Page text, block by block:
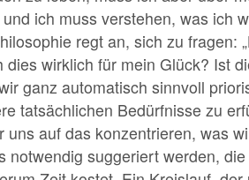
ich muss verstehen, was ich
regt an, sich zu fragen:
dies wirklich für mein Glück? Ist
ganz automatisch sinnvoll
tatsächlichen Bedürfnisse zu
uns auf das konzentrieren, was
notwendig suggeriert werden,